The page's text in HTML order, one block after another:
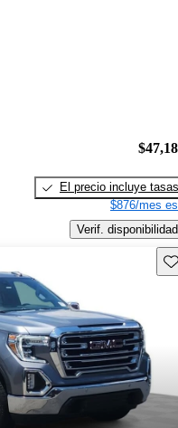
El precio incluye tasas
$876/mes
Verif. disponibilidad